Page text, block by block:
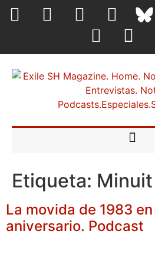
Etiqueta:
La movida de 1983
aniversario. Podcast